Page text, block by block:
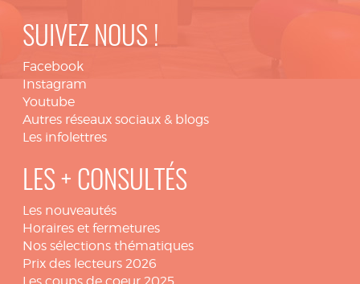
SUIVEZ NOUS !
Facebook
Instagram
Youtube
Autres réseaux sociaux & blogs
Les infolettres
LES + CONSULTÉS
Les nouveautés
Horaires et fermetures
Nos sélections thématiques
Prix des lecteurs 2026